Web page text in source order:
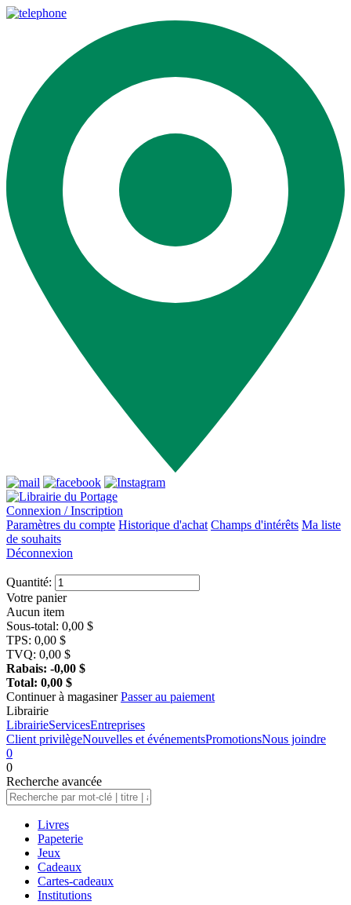
Connexion / Inscription
Paramètres du compte Historique d'achat Champs d'intérêts Ma liste
de souhaits
Déconnexion
Quantité:
Votre panier
Aucun item
Sous-total: 0,00 $
TPS: 0,00 $
TVQ: 0,00 $
Rabais: -0,00 $
Total: 0,00 $
Continuer à magasiner Passer au paiement
Librairie
LibrairieServicesEntreprises
Client privilègeNouvelles et événementsPromotionsNous joindre
0
0
Recherche avancée
Livres
Papeterie
Jeux
Cadeaux
Cartes-cadeaux
Institutions